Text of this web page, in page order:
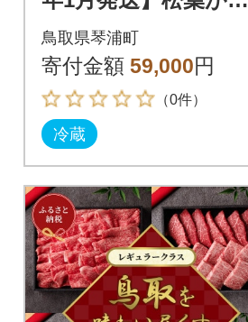
(茹)400g1杯 N70_Y
鳥取県琴浦町
寄付金額 59,000円
（0件）
冷蔵